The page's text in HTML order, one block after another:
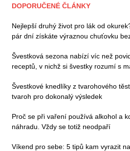
DOPORUČENÉ ČLÁNKY
Nejlepší druhý život pro lák od
pár dní získáte výraznou chuťovku
Švestková sezona nabízí víc než
receptů, v nichž si švestky rozumí s
Švestkové knedlíky z tvarohového
tvaroh pro dokonalý výsledek
Proč se při vaření používá alkohol a
náhradu. Vždy se totiž neodpaří
Víkend pro sebe: 5 tipů kam vyrazit